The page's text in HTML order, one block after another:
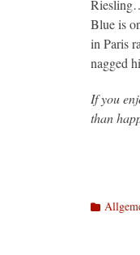
Blue is
in Paris
nagged
If you
than
Kategorien